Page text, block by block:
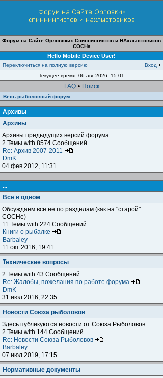
Форум на Сайте Орловских Спиннингистов и НАхлыстовиков
СОСНа
Hello Mobile Device User!
Переключиться на полную версию Вход •
Текущее время: 06 авг 2026, 15:01
FAQ • Поиск
Весь рыболовный форум
Архивы
Архивы
Архивы предыдущих версий форума
2 Темы with 8574 Сообщений
Re: Архив 2007-2011
DmK
04 фев 2012, 11:31
...
Всё в одном
Обсуждаем все не по разделам (как на "старой"
СОСНе)
11 Темы with 224 Сообщений
Книги о рыбалке
Barbaley
11 окт 2016, 19:41
Технические вопросы
2 Темы with 43 Сообщений
Re: Жалобы, пожелания по работе форума
DmK
31 июл 2016, 22:35
Новости Союза рыболовов
Здесь публикуются новости от Союза Рыболовов
2 Темы with 144 Сообщений
Re: Новости Союза Рыболовов
Barbaley
07 июл 2019, 17:15
Нормативные документы